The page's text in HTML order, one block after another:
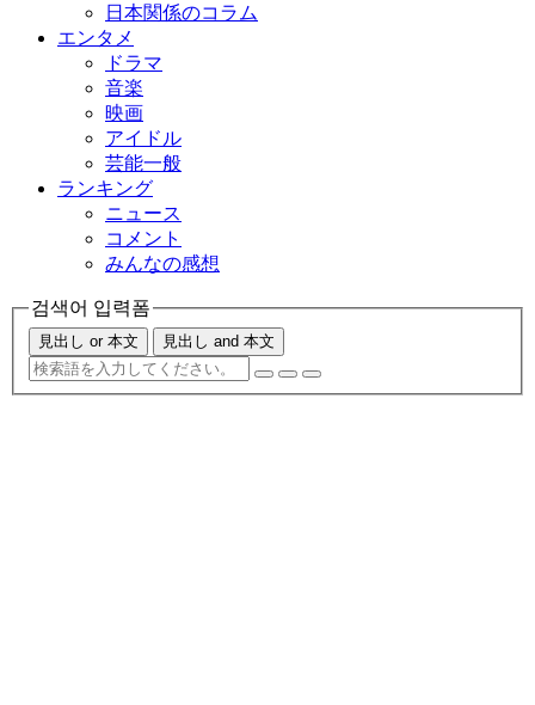
日本関係のコラム
エンタメ
ドラマ
音楽
映画
アイドル
芸能一般
ランキング
ニュース
コメント
みんなの感想
검색어 입력폼
見出し or 本文 見出し and 本文